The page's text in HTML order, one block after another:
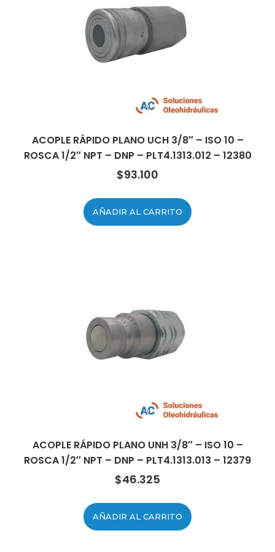
ACOPLE RÁPIDO PLANO UCH 3/8″ – ISO 10 –
ROSCA 1/2″ NPT – DNP – PLT4.1313.012 – 12380
$93.100
AÑADIR AL CARRITO
ACOPLE RÁPIDO PLANO UNH 3/8″ – ISO 10 –
ROSCA 1/2″ NPT – DNP – PLT4.1313.013 – 12379
$46.325
AÑADIR AL CARRITO